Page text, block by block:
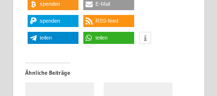
spenden E-Mail
spenden RSS-feed
teilen teilen
Ähnliche Beiträge